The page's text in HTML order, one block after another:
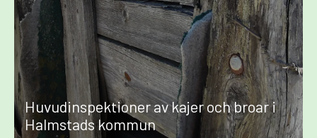
Huvudinspektioner av kajer och broar i
Halmstads kommun